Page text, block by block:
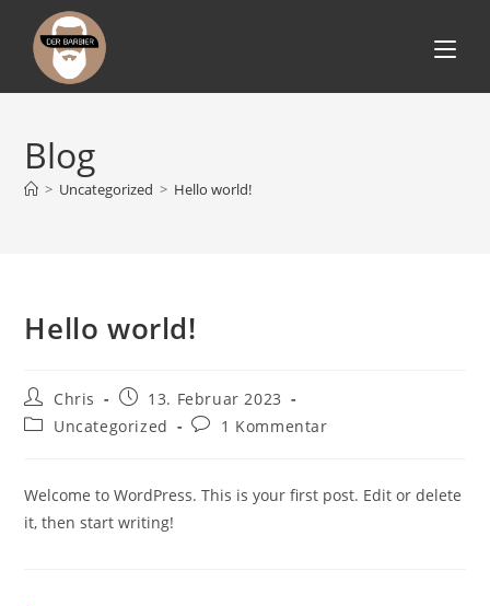
Inhalt
springen
Blog
> Uncategorized > Hello world!
Hello world!
Beitrags-
Autor:
Chris
Beitrag
veröffentlicht:
13. Februar 2023
Beitrags-
Uncategorized
Beitrags-
1 Kommentar
Welcome to WordPress. This is your first post. Edit or delete
it, then start writing!